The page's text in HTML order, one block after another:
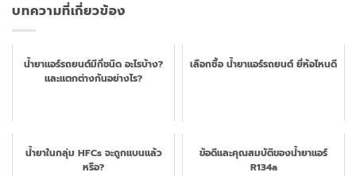
บทความที่เกี่ยวข้อง
น้ำยาแอร์รถยนต์มีกี่ชนิด อะไรบ้าง?
และแตกต่างกันอย่างไร?
เลือกซื้อ น้ำยาแอร์รถยนต์ ยี่ห้อไหนดี
น้ำยาในกลุ่ม HFCs จะถูกแบนแล้ว
หรือ?
ข้อดีและคุณสมบัติของน้ำยาแอร์
R134a